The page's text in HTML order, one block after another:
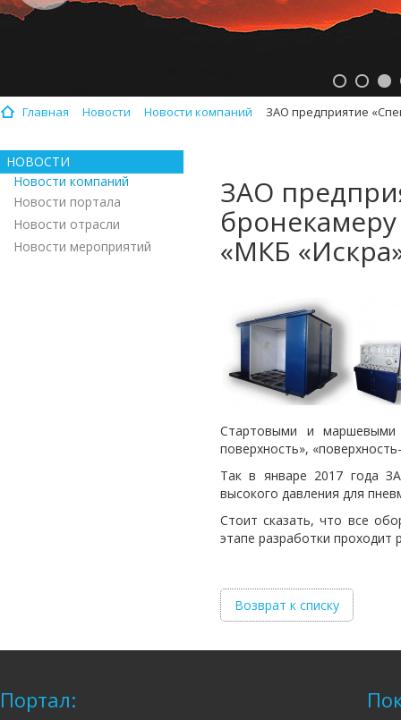
Главная Новости Новости компаний ЗАО предприятие
НОВОСТИ
Новости компаний
Новости портала
Новости отрасли
Новости мероприятий
ЗАО
«МКБ
Стартовыми и маршевыми
поверхность»,
Так в январе 2017 года
высокого давления для
Стоит сказать, что все
этапе разработки
Возврат к списку
Портал: